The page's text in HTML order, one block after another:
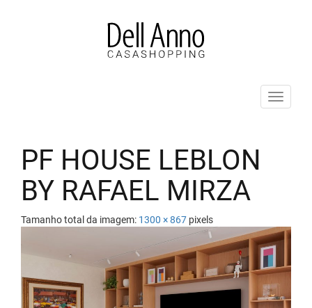
PF HOUSE LEBLON
BY RAFAEL MIRZA
Tamanho total da imagem: 1300 ×867 pixels